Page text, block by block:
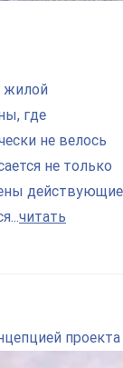
жилой
где
не велось
не только
действующие
читать
проекта